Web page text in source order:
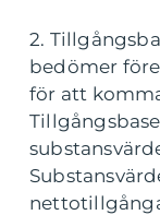
2.
bedömer
för att